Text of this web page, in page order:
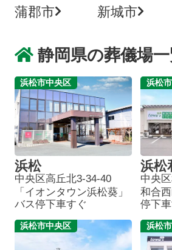
蒲郡市
新城市
静岡県の葬儀場
浜松市中央区
浜松
中央区高丘北3-34-40
「イオンタウン浜松葵」
バス停下車すぐ
浜松
浜松
中央
和合
停下
浜松市中央区 浜松